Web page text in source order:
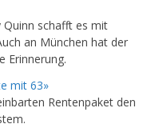
Quinn schafft es mit
an München hat der
Erinnerung.
mit 63»
Rentenpaket den